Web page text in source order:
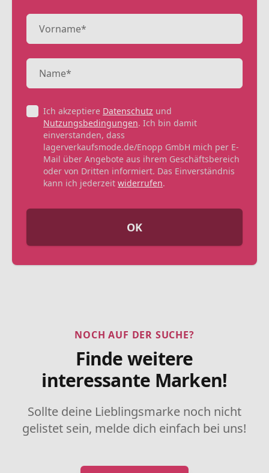
Ich akzeptiere Datenschutz und
Nutzungsbedingungen. Ich bin damit
einverstanden, dass
lagerverkaufsmode.de/Enopp GmbH mich per E-
Mail über Angebote aus ihrem Geschäftsbereich
oder von Dritten informiert. Das Einverständnis
kann ich jederzeit widerrufen.
OK
NOCH AUF DER SUCHE?
Finde weitere
interessante Marken!
Sollte deine Lieblingsmarke noch nicht
gelistet sein, melde dich einfach bei uns!